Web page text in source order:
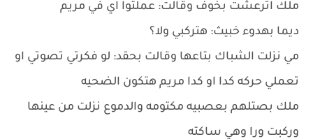
ملك اترعشت بخوف وقالت: عملتوا اي في مريم
ديما بهدوء خبيث: هتركبي ولا؟
مي نزلت الشباك بتاعها وقالت بحقد: لو فكرتي تصوتي او
تعملي حركه كدا او كدا مريم هتكون الضحيه
ملك بصتلهم بعصبيه مكتومه والدموع نزلت من عينها
وركبت ورا وهي ساكته